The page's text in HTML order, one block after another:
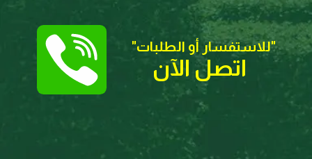
"للاستفسار أو الطلبات"
اتصل الآن